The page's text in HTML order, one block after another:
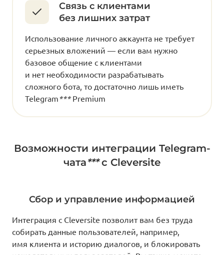
Связь с клиентами
без лишних затрат
Использование личного аккаунта не требует
серьезных вложений — если вам нужно
базовое общение с клиентами
и нет необходимости разрабатывать
сложного бота, то достаточно лишь иметь
Telegram***Premium
Возможности интеграции Telegram-
чата***с Cleversite
Сбор и управление информацией
Интеграция с Cleversite позволит вам без труда
собирать данные пользователей, например,
имя клиента и историю диалогов, и блокировать